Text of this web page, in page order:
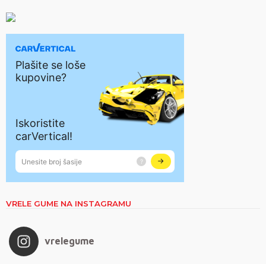
VRELE GUME NA INSTAGRAMU
vrelegume